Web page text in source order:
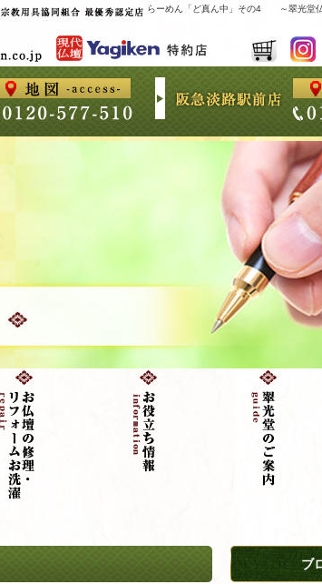
らーめん「ど真ん中」その4 ～翠光堂
ブ